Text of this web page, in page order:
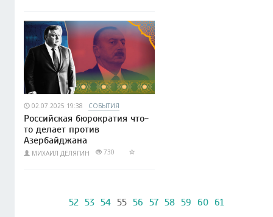
02.07.2025 19:38 СОБЫТИЯ
Российская бюрократия что-
то делает против
Азербайджана
МИХАИЛ ДЕЛЯГИН 730
52 53 54 55 56 57 58 59 60 61